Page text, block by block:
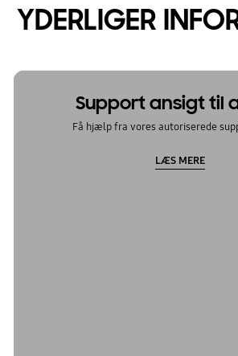
YDERLIGER
Support ansigt til
Få hjælp fra vores autoriserede
LÆS MERE